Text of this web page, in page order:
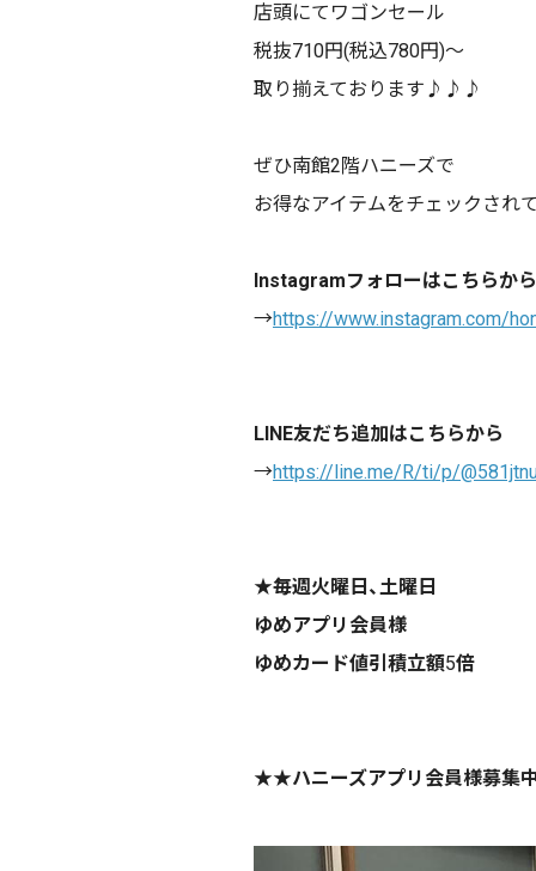
店頭にてワゴンセール
税抜710円(税込780円)〜
取り揃えております♪♪♪
ぜひ南館2階ハニーズで
お得なアイテムをチェックされ
Instagramフォローはこちらから
→https://www.instagram.com/
LINE友だち追加はこちらから
→https://line.me/R/ti/p/
★毎週火曜日、土曜日
ゆめアプリ会員様
ゆめカード値引積立額5倍
★★ハニーズアプリ会員様募集